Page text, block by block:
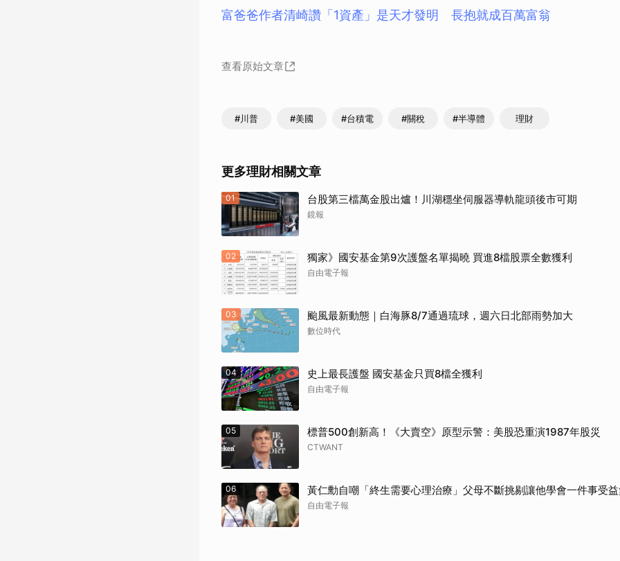
富爸爸作者清崎讚「1資產」是天才發明 長抱就成百萬富翁
查看原始文章
#川普 #美國 #台積電 #關稅 #半導體 理財
更多理財相關文章
01 台股第三檔萬金股出爐！川湖穩坐伺服器導軌龍頭後市可期
鏡報
02 獨家》國安基金第9次護盤名單揭曉 買進8檔股票全數獲利
自由電子報
03 颱風最新動態｜白海豚8/7通過琉球，週六日北部雨勢加大
數位時代
04 史上最長護盤 國安基金只買8檔全獲利
自由電子報
05 標普500創新高！《大賣空》原型示警：美股恐重演1987年股災
CTWANT
06 黃仁勳自嘲「終生需要心理治療」父母不斷挑剔讓他學會一件事受
自由電子報